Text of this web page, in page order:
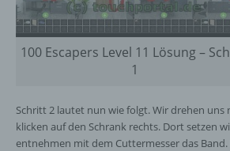
100 Escapers Level 11 Lösung –
1
Schritt 2 lautet nun wie folgt. Wir drehen uns
klicken auf den Schrank rechts. Dort setzen
entnehmen mit dem Cuttermesser das